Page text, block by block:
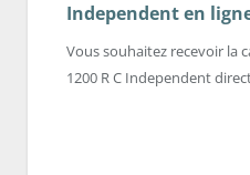
Independent en
Vous souhaitez recevoir la
1200 R C Independent